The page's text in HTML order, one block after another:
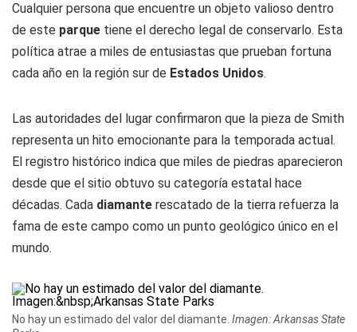
Cualquier persona que encuentre un objeto valioso dentro
de este parque tiene el derecho legal de conservarlo. Esta
política atrae a miles de entusiastas que prueban fortuna
cada año en la región sur de Estados Unidos.
Las autoridades del lugar confirmaron que la pieza de Smith
representa un hito emocionante para la temporada actual.
El registro histórico indica que miles de piedras aparecieron
desde que el sitio obtuvo su categoría estatal hace
décadas. Cada diamante rescatado de la tierra refuerza la
fama de este campo como un punto geológico único en el
mundo.
No hay un estimado del valor del diamante. Imagen: Arkansas State